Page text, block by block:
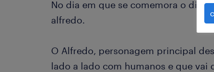
No dia em que se comemora o dia
alfredo.
O Alfredo, personagem principal
lado a lado com humanos e que vai